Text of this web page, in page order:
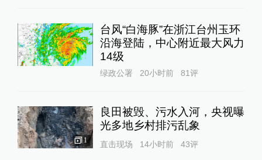
台风“白海豚”在浙江台州玉环
沿海登陆，中心附近最大风力
14级
绿政公署 20小时前 81评
1
良田被毁、污水入河，央视曝
光多地乡村排污乱象
直击现场 14小时前 43评